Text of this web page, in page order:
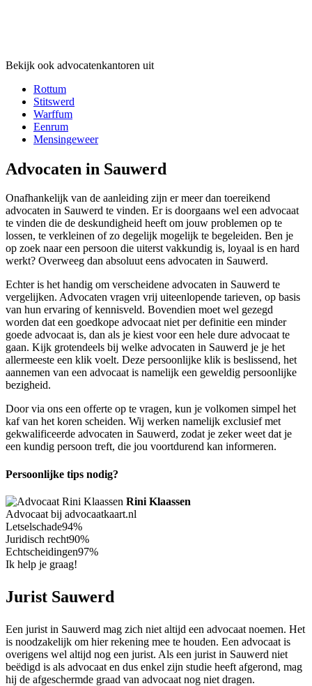
Bekijk ook advocatenkantoren uit
Rottum
Stitswerd
Warffum
Eenrum
Mensingeweer
Advocaten in Sauwerd
Onafhankelijk van de aanleiding zijn er meer dan toereikend
advocaten in Sauwerd te vinden. Er is doorgaans wel een advocaat
te vinden die de deskundigheid heeft om jouw problemen op te
lossen, te verkleinen of zo degelijk mogelijk te begeleiden. Ben je
op zoek naar een persoon die uiterst vakkundig is, loyaal is en hard
werkt? Overweeg dan absoluut eens advocaten in Sauwerd.
Echter is het handig om verscheidene advocaten in Sauwerd te
vergelijken. Advocaten vragen vrij uiteenlopende tarieven, op basis
van hun ervaring of kennisveld. Bovendien moet wel gezegd
worden dat een goedkope advocaat niet per definitie een minder
goede advocaat is, dan als je kiest voor een hele dure advocaat te
gaan. Kijk grotendeels bij welke advocaten in Sauwerd je je het
allermeeste een klik voelt. Deze persoonlijke klik is beslissend, het
aannemen van een advocaat is namelijk een geweldig persoonlijke
bezigheid.
Door via ons een offerte op te vragen, kun je volkomen simpel het
kaf van het koren scheiden. Wij werken namelijk exclusief met
gekwalificeerde advocaten in Sauwerd, zodat je zeker weet dat je
een kundig persoon treft, die jou voortdurend kan informeren.
Persoonlijke tips nodig?
Rini Klaassen
Advocaat bij advocaatkaart.nl
Letselschade94%
Juridisch recht90%
Echtscheidingen97%
Ik help je graag!
Jurist Sauwerd
Een jurist in Sauwerd mag zich niet altijd een advocaat noemen. Het
is noodzakelijk om hier rekening mee te houden. Een advocaat is
overigens wel altijd nog een jurist. Als een jurist in Sauwerd niet
beëdigd is als advocaat en dus enkel zijn studie heeft afgerond, mag
hij de afgeschermde graad van advocaat nog niet dragen.